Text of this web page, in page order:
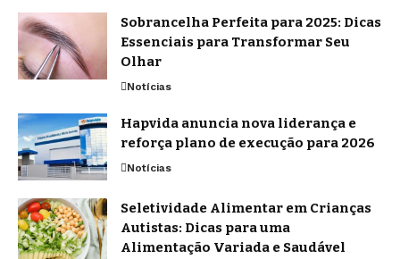
Sobrancelha Perfeita para 2025: Dicas
Essenciais para Transformar Seu
Olhar
Notícias
Hapvida anuncia nova liderança e
reforça plano de execução para 2026
Notícias
Seletividade Alimentar em Crianças
Autistas: Dicas para uma
Alimentação Variada e Saudável